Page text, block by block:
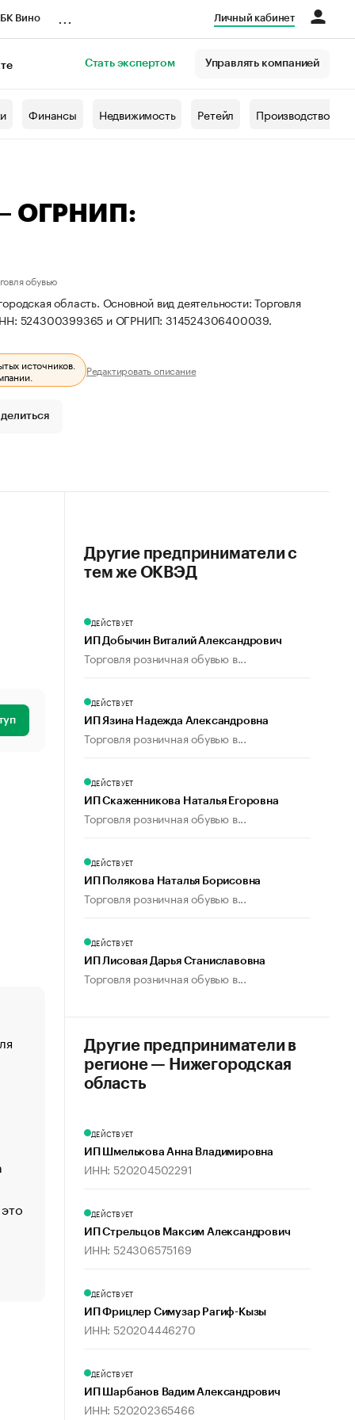
Вино Личный кабинет
Стать экспертом Управлять компанией
Финансы Недвижимость Ретейл Производство
— ОГРНИП:
обувью
область. Основной вид деятельности: Торговля
ИНН: 524300399365 и ОГРНИП: 314524306400039.
источников.
Редактировать описание
«От спорта тело стареет иначе». Как живет глава
создавшей GTA
«Деньги будут не нужны»: что рассказал Маск в
Функции менеджмента: пять ключевых основ
управления
ЕС разрешил конфискацию российской нефти —
Стресс обеспеченных людей: почему рост доходов
Что обвинения против Павла Дурова значат для
Другие предприниматели с
тем же ОКВЭД
ДЕЙСТВУЕТ
ИП Добычин Виталий Александрович
Торговля розничная обувью в...
ДЕЙСТВУЕТ
ИП Язина Надежда Александровна
Торговля розничная обувью в...
ДЕЙСТВУЕТ
ИП Скаженникова Наталья Егоровна
Торговля розничная обувью в...
ДЕЙСТВУЕТ
ИП Полякова Наталья Борисовна
Торговля розничная обувью в...
ДЕЙСТВУЕТ
ИП Лисовая Дарья Станиславовна
Торговля розничная обувью в...
Другие предприниматели в
регионе — Нижегородская
область
ДЕЙСТВУЕТ
ИП Шмелькова Анна Владимировна
ИНН: 520204502291
ДЕЙСТВУЕТ
ИП Стрельцов Максим Александрович
ИНН: 524306575169
ДЕЙСТВУЕТ
ИП Фрицлер Симузар Рагиф-Кызы
ИНН: 520204446270
ДЕЙСТВУЕТ
ИП Шарбанов Вадим Александрович
ИНН: 520202365466